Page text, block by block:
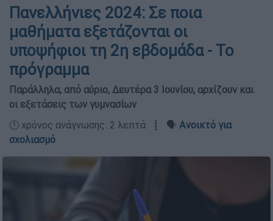
Πανελλήνιες 2024: Σε ποια
μαθήματα εξετάζονται οι
υποψήφιοι τη 2η εβδομάδα - Το
πρόγραμμα
Παράλληλα, από αύριο, Δευτέρα 3 Ιουνίου, αρχίζουν και
οι εξετάσεις των γυμνασίων
🕛 χρόνος ανάγνωσης: 2 λεπτά ┋ 🗣️ Ανοικτό για
σχολιασμό